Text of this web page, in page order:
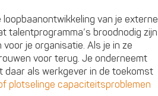
van je externe
talentprogramma’s broodnodig zijn
je organisatie. Als je in ze
voor terug. Je onderneemt
daar als werkgever in de toekomst
plotselinge capaciteitsproblemen